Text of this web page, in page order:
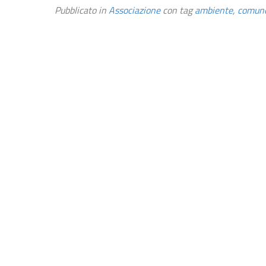
Pubblicato inAssociazionecon tagambiente,